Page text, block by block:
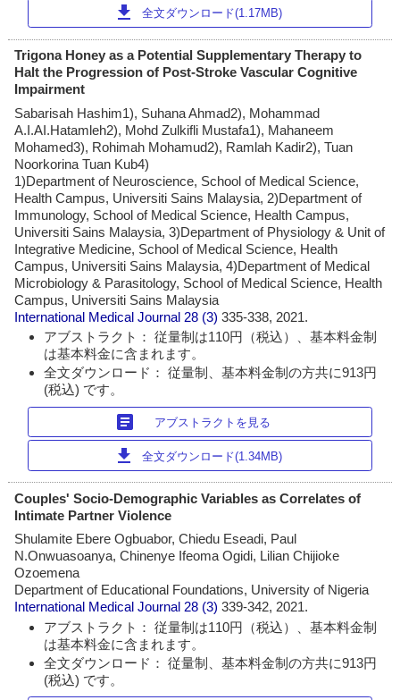
download 全文ダウンロード(1.17MB)
Trigona Honey as a Potential Supplementary Therapy to
Halt the Progression of Post-Stroke Vascular Cognitive
Impairment
Sabarisah Hashim1), Suhana Ahmad2), Mohammad
A.I.AI.Hatamleh2), Mohd Zulkifli Mustafa1), Mahaneem
Mohamed3), Rohimah Mohamud2), Ramlah Kadir2), Tuan
Noorkorina Tuan Kub4)
1)Department of Neuroscience, School of Medical Science,
Health Campus, Universiti Sains Malaysia, 2)Department of
Immunology, School of Medical Science, Health Campus,
Universiti Sains Malaysia, 3)Department of Physiology & Unit of
Integrative Medicine, School of Medical Science, Health
Campus, Universiti Sains Malaysia, 4)Department of Medical
Microbiology & Parasitology, School of Medical Science, Health
Campus, Universiti Sains Malaysia
International Medical Journal 28 (3)335-338, 2021.
アブストラクト： 従量制は110円（税込）、基本料金制
は基本料金に含まれます。
全文ダウンロード： 従量制、基本料金制の方共に913円
(税込) です。
article アブストラクトを見る
download 全文ダウンロード(1.34MB)
Couples' Socio-Demographic Variables as Correlates of
Intimate Partner Violence
Shulamite Ebere Ogbuabor, Chiedu Eseadi, Paul
N.Onwuasoanya, Chinenye Ifeoma Ogidi, Lilian Chijioke
Ozoemena
Department of Educational Foundations, University of Nigeria
International Medical Journal 28 (3)339-342, 2021.
アブストラクト： 従量制は110円（税込）、基本料金制
は基本料金に含まれます。
全文ダウンロード： 従量制、基本料金制の方共に913円
(税込) です。